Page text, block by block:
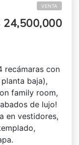
VENTA
24,500,000
recámaras con
baja),
family room,
de lujo!
en vestidores,